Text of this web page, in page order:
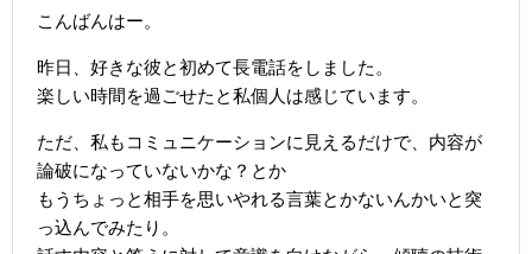
こんばんはー。
昨日、好きな彼と初めて長電話をしました。
楽しい時間を過ごせたと私個人は感じています。
ただ、私もコミュニケーションに見えるだけで、内容が
論破になっていないかな？とか
もうちょっと相手を思いやれる言葉とかないんかいと突
っ込んでみたり。